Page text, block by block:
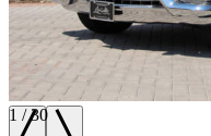
1 /30